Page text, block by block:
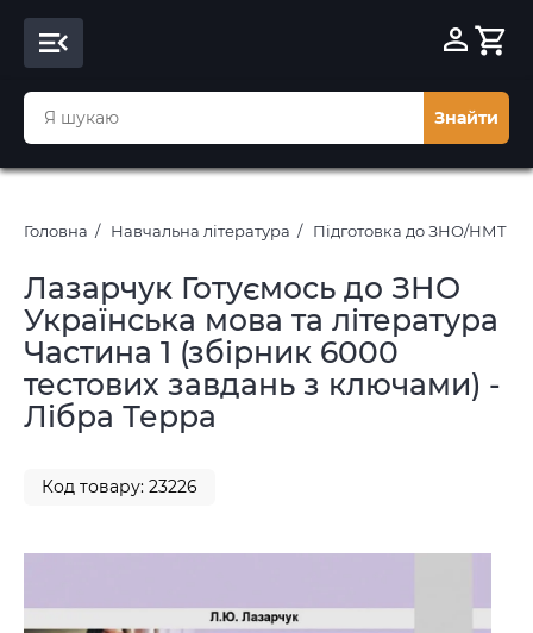
Знайти
Головна Навчальна література Підготовка до ЗНО/НМТ
Лазарчук Готуємось до ЗНО
Українська мова та література
Частина 1 (збірник 6000
тестових завдань з ключами) -
Лібра Терра
Код товару: 23226